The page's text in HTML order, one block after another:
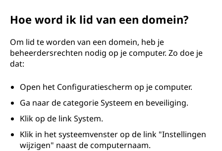
Hoe word ik lid van een domein?
Om lid te worden van een domein, heb je
beheerdersrechten nodig op je computer. Zo doe je
dat:
Open het Configuratiescherm op je computer.
Ga naar de categorie Systeem en beveiliging.
Klik op de link System.
Klik in het systeemvenster op de link "Instellingen
wijzigen" naast de computernaam.